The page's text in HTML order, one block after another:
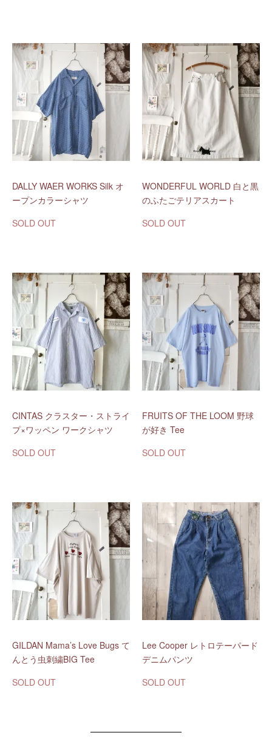
DALLY WAER WORKS Silk オ
ープンカラーシャツ
SOLD OUT
WONDERFUL WORLD 白と黒
のふたごテリアスカート
SOLD OUT
CINTAS クラスター・ストライ
プ×ワッペン ワークシャツ
SOLD OUT
FRUITS OF THE LOOM 野球
が好き Tee
SOLD OUT
GILDAN Mama’s Love Bugs て
んとう虫刺繍BIG Tee
SOLD OUT
Lee Cooper レトロテーパード
デニムパンツ
SOLD OUT